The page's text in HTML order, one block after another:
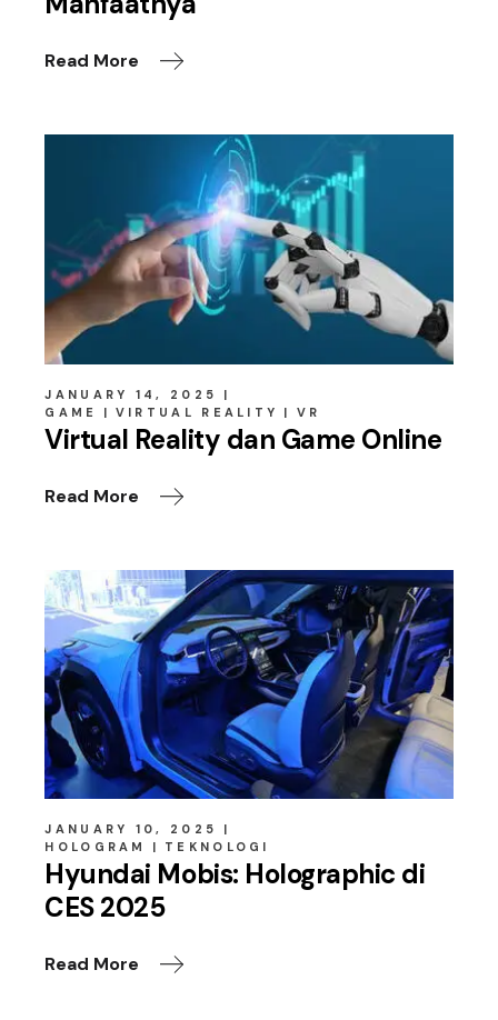
Read More
JANUARY 14, 2025
GAME
VIRTUAL REALITY VR
Virtual Reality dan Game Online
Read More
JANUARY 10, 2025
HOLOGRAM
TEKNOLOGI
Hyundai Mobis: Holographic di
CES 2025
Read More